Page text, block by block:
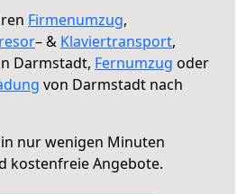
Firmenumzug,
– & Klaviertransport,
Darmstadt, Fernumzug oder
von Darmstadt nach
in nur wenigen Minuten
kostenfreie Angebote.